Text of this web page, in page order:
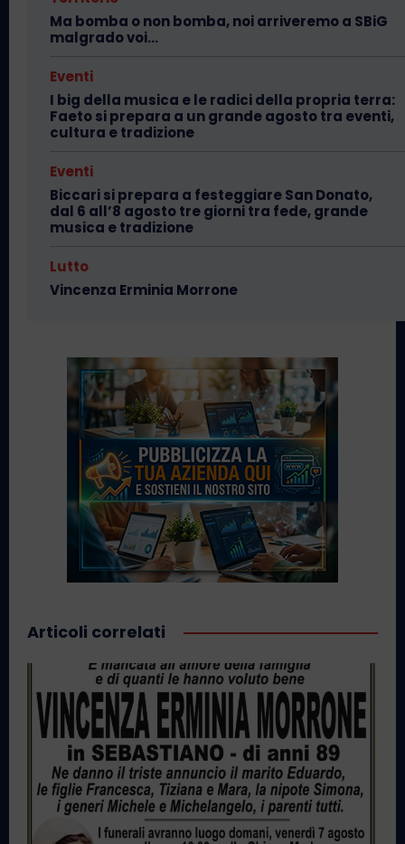
Ma bomba o non bomba, noi arriveremo a SBiG
malgrado voi…
Eventi
I big della musica e le radici della propria terra:
Faeto si prepara a un grande agosto tra eventi,
cultura e tradizione
Eventi
Biccari si prepara a festeggiare San Donato,
dal 6 all’8 agosto tre giorni tra fede, grande
musica e tradizione
Lutto
Vincenza Erminia Morrone
Articoli correlati